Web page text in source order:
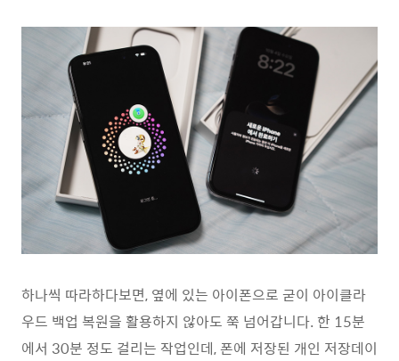
하나씩 따라하다보면, 옆에 있는 아이폰으로 굳이 아이클라
우드 백업 복원을 활용하지 않아도 쭉 넘어갑니다. 한 15분
에서 30분 정도 걸리는 작업인데, 폰에 저장된 개인 저장데이